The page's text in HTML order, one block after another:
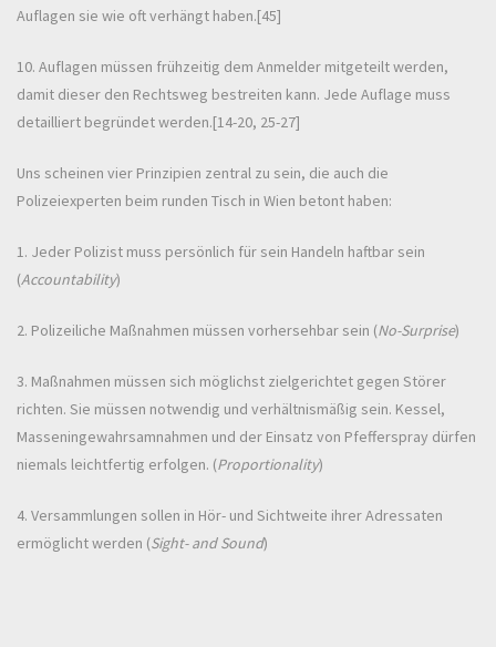
Auflagen sie wie oft verhängt haben.[45]
10. Auflagen müssen frühzeitig dem Anmelder mitgeteilt werden,
damit dieser den Rechtsweg bestreiten kann. Jede Auflage muss
detailliert begründet werden.[14-20, 25-27]
Uns scheinen vier Prinzipien zentral zu sein, die auch die
Polizeiexperten beim runden Tisch in Wien betont haben:
1. Jeder Polizist muss persönlich für sein Handeln haftbar sein
(Accountability)
2. Polizeiliche Maßnahmen müssen vorhersehbar sein (No-Surprise)
3. Maßnahmen müssen sich möglichst zielgerichtet gegen Störer
richten. Sie müssen notwendig und verhältnismäßig sein. Kessel,
Masseningewahrsamnahmen und der Einsatz von Pfefferspray dürfen
niemals leichtfertig erfolgen. (Proportionality)
4. Versammlungen sollen in Hör- und Sichtweite ihrer Adressaten
ermöglicht werden (Sight- and Sound)